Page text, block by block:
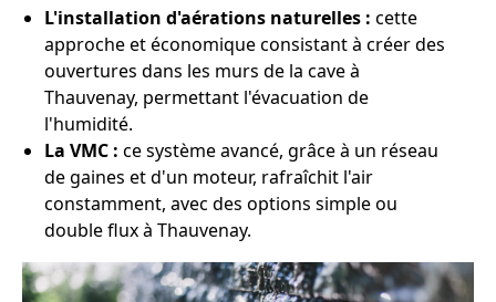
L'installation d'aérations naturelles : cette
approche et économique consistant à créer des
ouvertures dans les murs de la cave à
Thauvenay, permettant l'évacuation de
l'humidité.
La VMC : ce système avancé, grâce à un réseau
de gaines et d'un moteur, rafraîchit l'air
constamment, avec des options simple ou
double flux à Thauvenay.